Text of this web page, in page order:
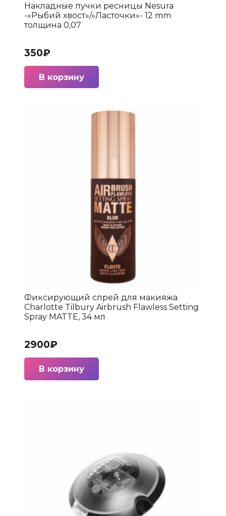
Накладные пучки ресницы Nesura
-«Рыбий хвост»/»Ласточки»- 12 mm
толщина 0,07
350₽
В корзину
Фиксирующий спрей для макияжа
Charlotte Tilbury Airbrush Flawless Setting
Spray MATTE, 34 мл
2900₽
В корзину